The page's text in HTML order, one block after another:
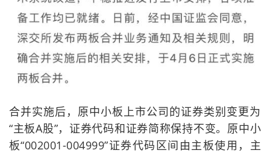
合并实施后，原中小板上市公司的证券类别变更为
“主板A股”，证券代码和证券简称保持不变。原中小
板“002001-004999”证券代码区间由主板使用，主